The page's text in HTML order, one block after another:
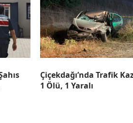
Çiçekdağı’nda Trafik
1 Ölü, 1 Yaralı